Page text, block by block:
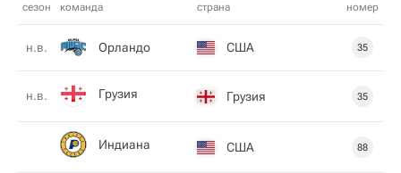
сезон команда страна номер
н.в. Орландо США 35
н.в. Грузия Грузия 35
Индиана США 88